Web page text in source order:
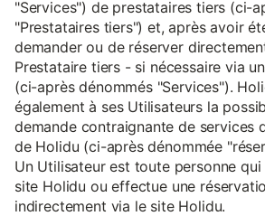
"Services") de prestataires tiers (ci-
"Prestataires tiers") et, après avoir
demander ou de réserver
Prestataire tiers - si nécessaire via
(ci-après dénommés "Services").
également à ses Utilisateurs la
demande contraignante de services
de Holidu (ci-après dénommée
Un Utilisateur est toute personne
site Holidu ou effectue une
indirectement via le site Holidu.